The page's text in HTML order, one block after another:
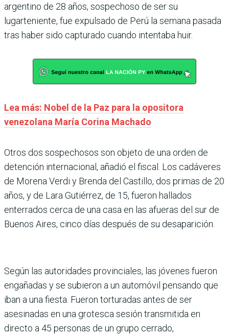
argentino de 28 años, sospechoso de ser su
lugarteniente, fue expulsado de Perú la semana pasada
tras haber sido capturado cuando intentaba huir.
Lea más: Nobel de la Paz para la opositora
venezolana María Corina Machado
Otros dos sospechosos son objeto de una orden de
detención internacional, añadió el fiscal. Los cadáveres
de Morena Verdi y Brenda del Castillo, dos primas de 20
años, y de Lara Gutiérrez, de 15, fueron hallados
enterrados cerca de una casa en las afueras del sur de
Buenos Aires, cinco días después de su desaparición.
Según las autoridades provinciales, las jóvenes fueron
engañadas y se subieron a un automóvil pensando que
iban a una fiesta. Fueron torturadas antes de ser
asesinadas en una grotesca sesión transmitida en
directo a 45 personas de un grupo cerrado,